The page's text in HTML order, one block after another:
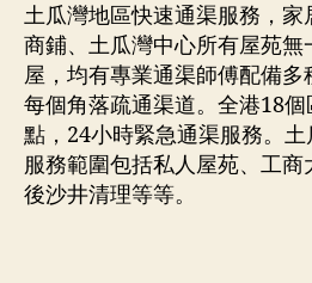
土瓜灣地區快速通渠服務，家
商鋪、土瓜灣中心所有屋苑
屋，均有專業通渠師傅配備
每個角落疏通渠道。全港18
點，24小時緊急通渠服務。土
服務範圍包括私人屋苑、工
後沙井清理等等。